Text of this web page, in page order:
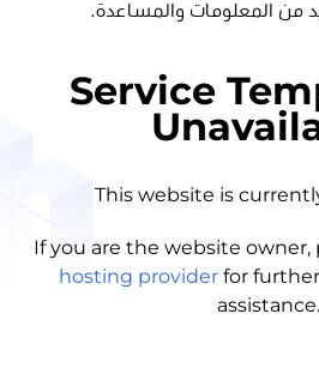
من المعلومات والمساعدة.
Service
This website is
If you are the website owner,
hosting provider for
assistance.